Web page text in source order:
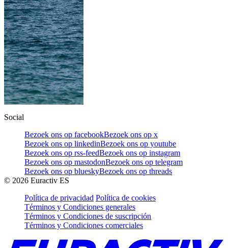
Social
Bezoek ons op facebookBezoek ons op x
Bezoek ons op linkedinBezoek ons op youtube
Bezoek ons op rss-feedBezoek ons op instagram
Bezoek ons op mastodonBezoek ons op telegram
Bezoek ons op blueskyBezoek ons op threads
© 2026 Euractiv ES
Política de privacidad Política de cookies
Términos y Condiciones generales
Términos y Condiciones de suscripción
Términos y Condiciones comerciales